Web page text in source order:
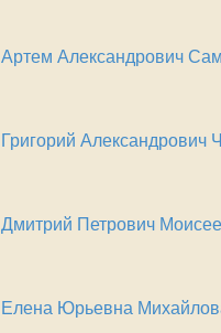
Артем Александрович
Григорий Александрович
Дмитрий Петрович
Елена Юрьевна